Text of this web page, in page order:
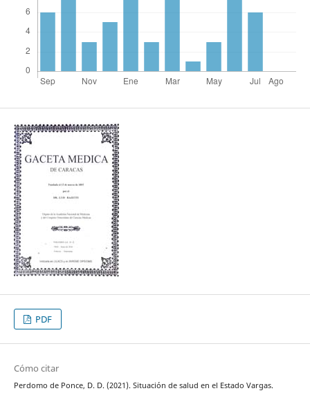
PDF
Cómo citar
Perdomo de Ponce, D. D. (2021). Situación de salud en el Estado Vargas.